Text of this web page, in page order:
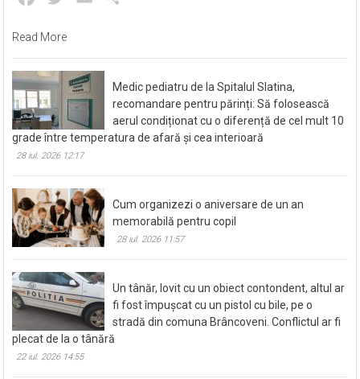
Facebook
Read More
Medic pediatru de la Spitalul Slatina,
recomandare pentru părinți: Să folosească
28 iul. 2026 12:17
Cum organizezi o aniversare de un an
Un tânăr, lovit cu un obiect contondent, altul ar
fi fost împușcat cu un pistol cu bile, pe o